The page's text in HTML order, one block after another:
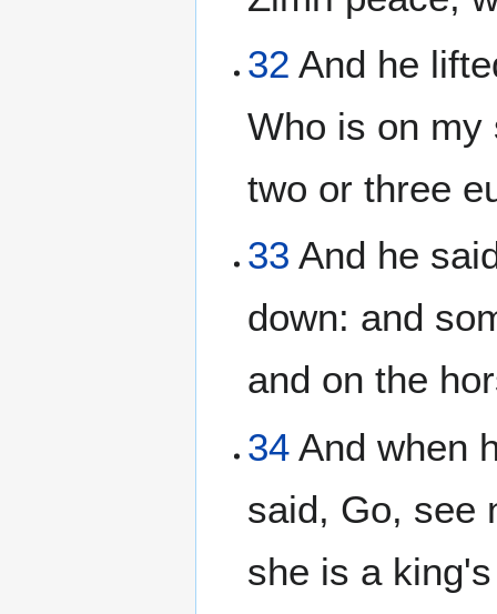
32 And he
Who is on my
two or three
33 And he
down: and
and on the
34 And when
said, Go, see
she is a